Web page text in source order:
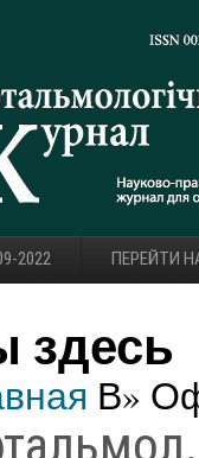
2022 ПЕРЕЙТИ
здесь
В»